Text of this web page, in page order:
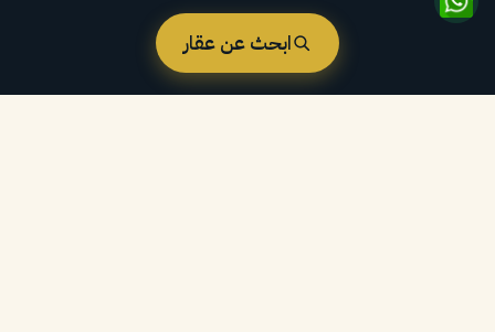
ابحث عن عقار